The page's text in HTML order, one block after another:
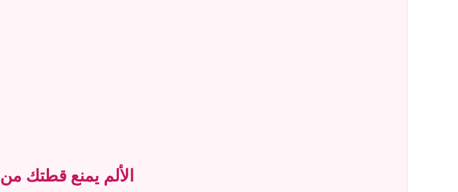
الألم يمنع قطتك